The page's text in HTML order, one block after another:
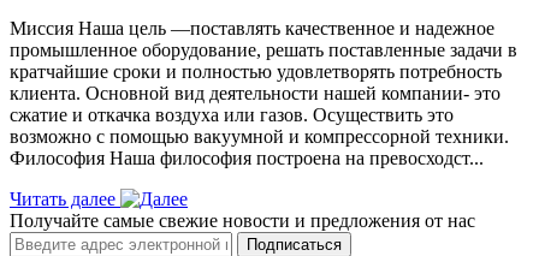
Миссия Наша цель ―поставлять качественное и надежное
промышленное оборудование, решать поставленные задачи в
кратчайшие сроки и полностью удовлетворять потребность
клиента. Основной вид деятельности нашей компании- это
сжатие и откачка воздуха или газов. Осуществить это
возможно с помощью вакуумной и компрессорной техники.
Философия Наша философия построена на превосходст...
Читать далее
Получайте самые свежие новости и предложения от нас
Подписаться